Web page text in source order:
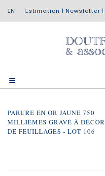
Estimation | Newsletter |
PARURE EN OR JAUNE 750
MILLIÈMES GRAVÉ À DÉCOR
DE FEUILLAGES - LOT 106